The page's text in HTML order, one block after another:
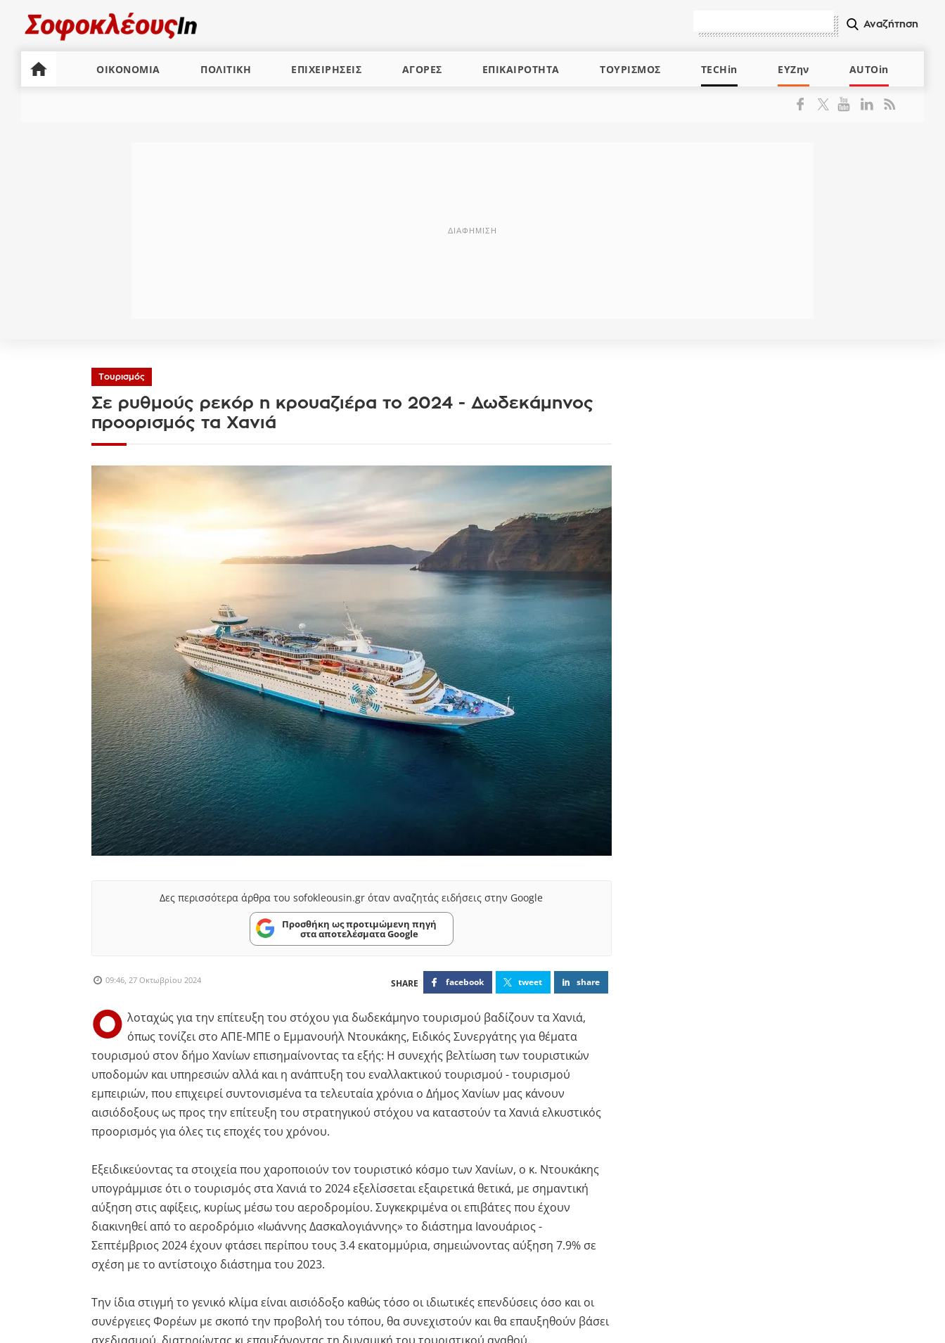
ΟΙΚΟΝΟΜΙΑ ΠΟΛΙΤΙΚΗ ΕΠΙΧΕΙΡΗΣΕΙΣ ΑΓΟΡΕΣ ΕΠΙΚΑΙΡΟΤΗΤΑ ΤΟΥΡΙΣΜΟΣ TECHin ΕΥΖην AUTOin
Τουρισμός
Σε ρυθμούς ρεκόρ η κρουαζιέρα το 2024 - Δωδεκάμηνος
προορισμός τα Χανιά
Δες περισσότερα άρθρα του sofokleousin.gr όταν αναζητάς ειδήσεις στην Google
Προσθήκη ως προτιμώμενη πηγή
στα αποτελέσματα Google
09:46, 27 Οκτωβρίου 2024 facebook tweet share
Ο λοταχώς για την επίτευξη του στόχου για δωδεκάμηνο τουρισμού βαδίζουν τα Χανιά,
όπως τονίζει στο ΑΠΕ-ΜΠΕ ο Εμμανουήλ Ντουκάκης, Ειδικός Συνεργάτης για θέματα
τουρισμού στον δήμο Χανίων επισημαίνοντας τα εξής: Η συνεχής βελτίωση των τουριστικών
υποδομών και υπηρεσιών αλλά και η ανάπτυξη του εναλλακτικού τουρισμού - τουρισμού
εμπειριών, που επιχειρεί συντονισμένα τα τελευταία χρόνια ο Δήμος Χανίων μας κάνουν
αισιόδοξους ως προς την επίτευξη του στρατηγικού στόχου να καταστούν τα Χανιά ελκυστικός
προορισμός για όλες τις εποχές του χρόνου.
Εξειδικεύοντας τα στοιχεία που χαροποιούν τον τουριστικό κόσμο των Χανίων, ο κ. Ντουκάκης
υπογράμμισε ότι ο τουρισμός στα Χανιά το 2024 εξελίσσεται εξαιρετικά θετικά, με σημαντική
αύξηση στις αφίξεις, κυρίως μέσω του αεροδρομίου. Συγκεκριμένα οι επιβάτες που έχουν
διακινηθεί από το αεροδρόμιο «Ιωάννης Δασκαλογιάννης» το διάστημα Ιανουάριος -
Σεπτέμβριος 2024 έχουν φτάσει περίπου τους 3.4 εκατομμύρια, σημειώνοντας αύξηση 7.9% σε
σχέση με το αντίστοιχο διάστημα του 2023.
Την ίδια στιγμή το γενικό κλίμα είναι αισιόδοξο καθώς τόσο οι ιδιωτικές επενδύσεις όσο και οι
συνέργειες Φορέων με σκοπό την προβολή του τόπου, θα συνεχιστούν και θα επαυξηθούν βάσει
σχεδιασμού, διατηρώντας κι επαυξάνοντας τη δυναμική του τουριστικού αγαθού.